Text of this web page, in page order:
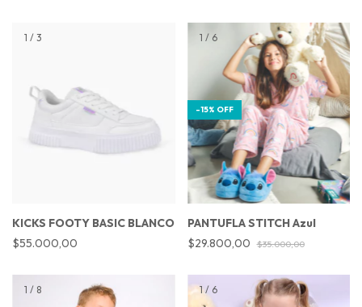
1 / 3
KICKS FOOTY BASIC BLANCO
$55.000,00
1 / 6
-15% OFF
PANTUFLA STITCH Azul
$29.800,00
$35.000,00
1 / 8 1/ 6